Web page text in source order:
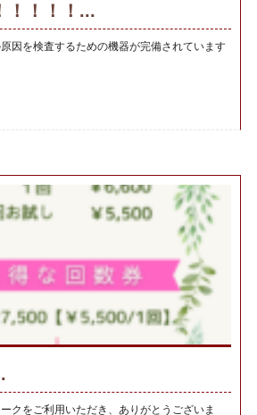
！！！！...
因を検査するための機器が完備されています
クをご利用いただき、ありがとうございま